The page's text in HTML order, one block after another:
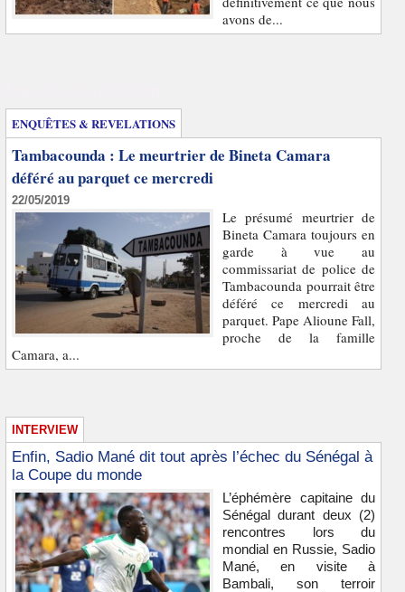
avons de...
ENQUÊTES & REVELATIONS
Tambacounda : Le meurtrier de Bineta Camara
déféré au parquet ce mercredi
22/05/2019
Le présumé meurtrier de
Bineta Camara toujours en
garde à vue au
commissariat de police de
Tambacounda pourrait être
déféré ce mercredi au
parquet. Pape Alioune Fall,
proche de la famille
Camara, a...
INTERVIEW
Enfin, Sadio Mané dit tout après l’échec du Sénégal à
la Coupe du monde
L’éphémère capitaine du
Sénégal durant deux (2)
rencontres lors du
mondial en Russie, Sadio
Mané, en visite à
Bambali, son terroir